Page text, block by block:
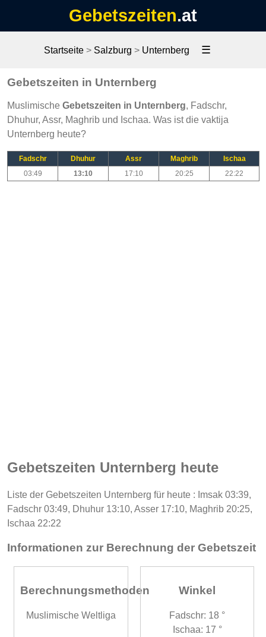
Gebetszeiten.at
Startseite> Salzburg > Unternberg ☰
Gebetszeiten in Unternberg
Muslimische Gebetszeiten in Unternberg, Fadschr,
Dhuhur, Assr, Maghrib und Ischaa. Was ist die vaktija
Unternberg heute?
Fadschr Dhuhur Assr Maghrib
Ischaa
03:49
13:10 17:10 20:25 22:22
Gebetszeiten Unternberg heute
Liste der Gebetszeiten Unternberg für heute : Imsak 03:39,
Fadschr 03:49, Dhuhur 13:10, Asser 17:10, Maghrib 20:25,
Ischaa 22:22
Informationen zur Berechnung der Gebetszeit
Berechnungsmethoden
Muslimische Weltliga
Winkel
Fadschr: 18 °
Ischaa: 17 °